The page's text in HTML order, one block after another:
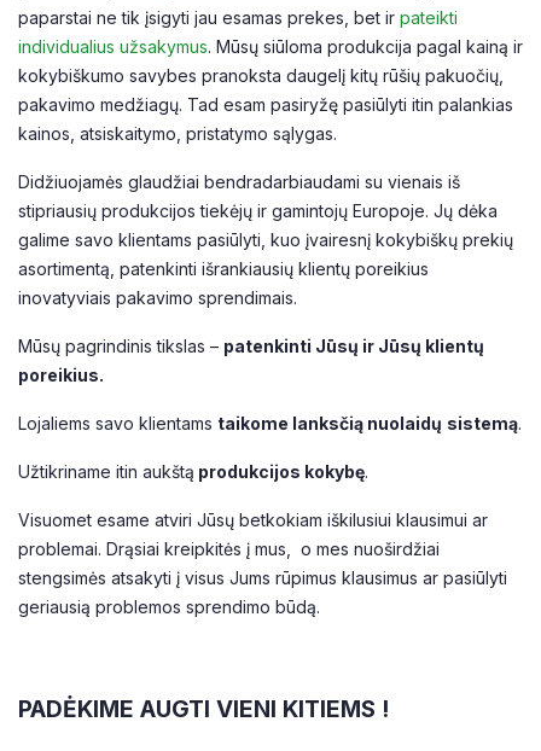
paparstai ne tik įsigyti jau esamas prekes, bet ir pateikti
individualius užsakymus. Mūsų siūloma produkcija pagal kainą ir
kokybiškumo savybes pranoksta daugelį kitų rūšių pakuočių,
pakavimo medžiagų. Tad esam pasiryžę pasiūlyti itin palankias
kainos, atsiskaitymo, pristatymo sąlygas.
Didžiuojamės glaudžiai bendradarbiaudami su vienais iš
stipriausių produkcijos tiekėjų ir gamintojų Europoje. Jų dėka
galime savo klientams pasiūlyti, kuo įvairesnį kokybiškų prekių
asortimentą, patenkinti išrankiausių klientų poreikius
inovatyviais pakavimo sprendimais.
Mūsų pagrindinis tikslas – patenkinti Jūsų ir Jūsų klientų
poreikius.
Lojaliems savo klientams taikome lanksčią nuolaidų sistemą.
Užtikriname itin aukštą produkcijos kokybę.
Visuomet esame atviri Jūsų betkokiam iškilusiui klausimui ar
problemai. Drąsiai kreipkitės į mus, o mes nuoširdžiai
stengsimės atsakyti į visus Jums rūpimus klausimus ar pasiūlyti
geriausią problemos sprendimo būdą.
PADĖKIME AUGTI VIENI KITIEMS !